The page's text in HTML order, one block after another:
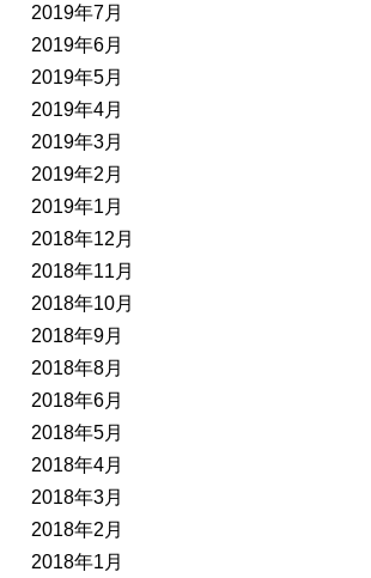
2019年7月
2019年6月
2019年5月
2019年4月
2019年3月
2019年2月
2019年1月
2018年12月
2018年11月
2018年10月
2018年9月
2018年8月
2018年6月
2018年5月
2018年4月
2018年3月
2018年2月
2018年1月